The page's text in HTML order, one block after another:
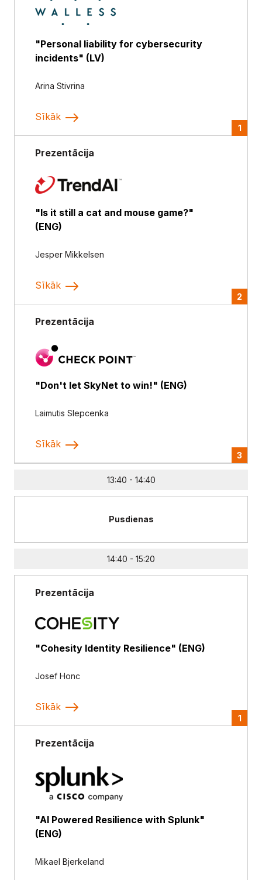
"Personal liability for cybersecurity
incidents" (LV)
Arina Stivrina
Sīkāk
1
Prezentācija
"Is it still a cat and mouse game?"
(ENG)
Jesper Mikkelsen
Sīkāk
2
Prezentācija
"Don't let SkyNet to win!" (ENG)
Laimutis Slepcenka
Sīkāk
3
13:40 - 14:40
Pusdienas
14:40 - 15:20
Prezentācija
"Cohesity Identity Resilience" (ENG)
Josef Honc
Sīkāk
1
Prezentācija
"AI Powered Resilience with Splunk"
(ENG)
Mikael Bjerkeland